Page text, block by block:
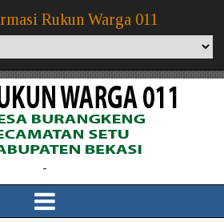
Rukun Warga 011
-